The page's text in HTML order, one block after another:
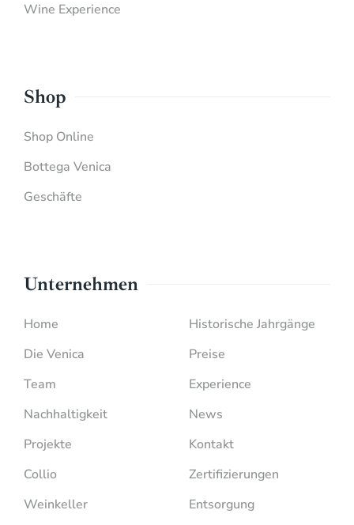
Wine Experience
Shop
Shop Online
Bottega Venica
Geschäfte
Unternehmen
Home
Die Venica
Team
Nachhaltigkeit
Projekte
Collio
Weinkeller
Historische Jahrgänge
Preise
Experience
News
Kontakt
Zertifizierungen
Entsorgung